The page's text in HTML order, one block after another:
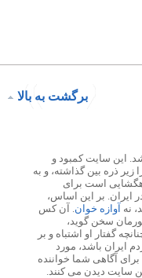
برگشت به بالا
۱۳۸۷ پایه گذاری شد. این سایت کمبود و
ذره بین گذاشته، و به
است برای
ایران. بر این اساس،
نه آوازه خوان. آن کس
سخن گوید،
گفتار او اشتباه و بر
ایران باشد، مورد
آگاهی شما خواننده